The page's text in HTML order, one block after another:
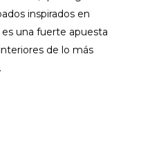
inspirados en
una fuerte apuesta
de lo más